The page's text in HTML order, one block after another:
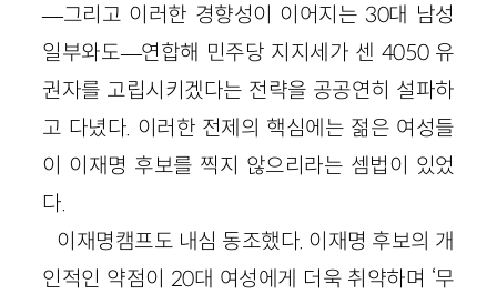
—그리고 이러한 경향성이 이어지는 30대 남성
일부와도—연합해 민주당 지지세가 센 4050 유
권자를 고립시키겠다는 전략을 공공연히 설파하
고 다녔다. 이러한 전제의 핵심에는 젊은 여성들
이 이재명 후보를 찍지 않으리라는 셈법이 있었
다.
이재명캠프도 내심 동조했다. 이재명 후보의 개
인적인 약점이 20대 여성에게 더욱 취약하며 ‘무